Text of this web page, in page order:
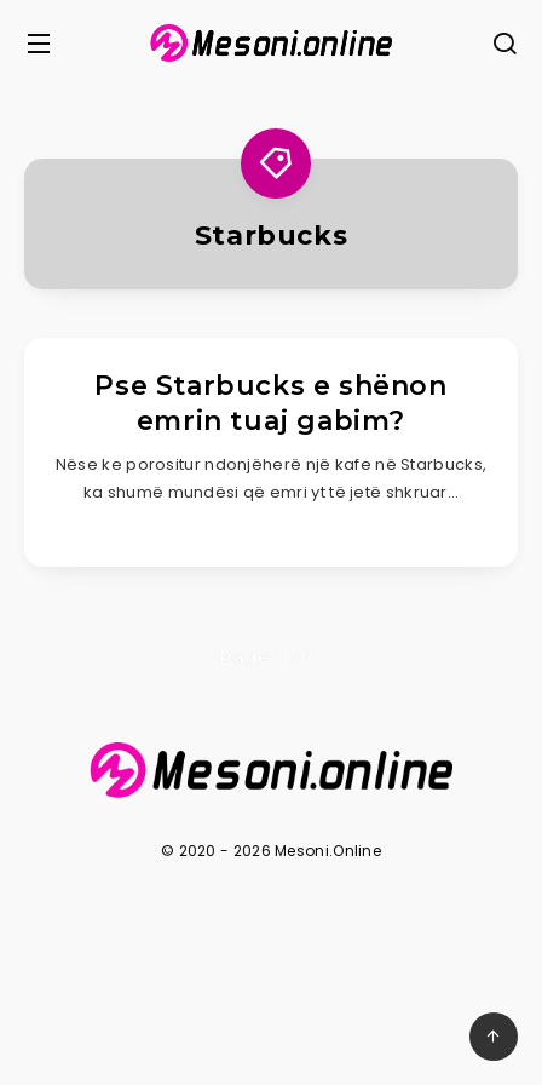
Starbucks
Pse Starbucks e shënon
emrin tuaj gabim?
Nëse ke porositur ndonjëherë një kafe në Starbucks,
ka shumë mundësi që emri yt të jetë shkruar…
© 2020 - 2026 Mesoni.Online